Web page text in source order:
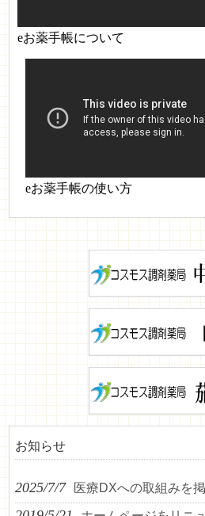
eお薬手帳について
eお薬手帳の使い方
お知らせ
2025/7/7 医療DXへの取組みを